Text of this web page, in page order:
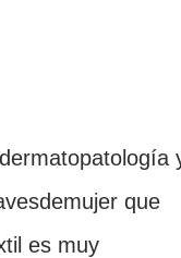
que
es muy